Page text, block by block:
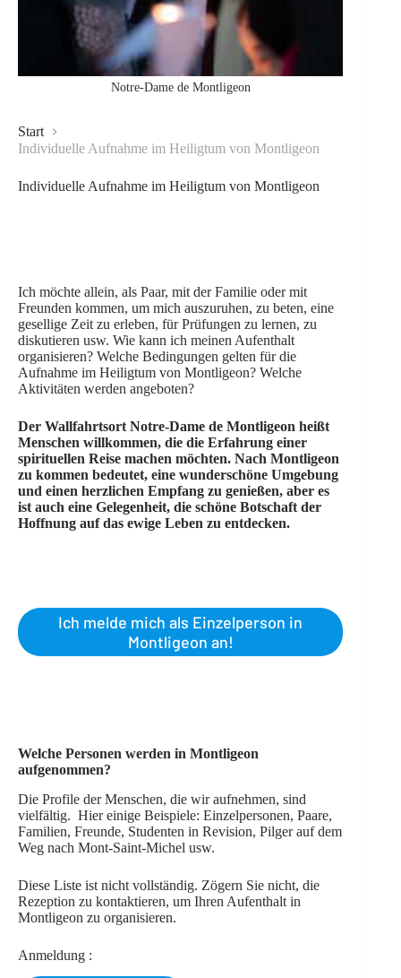
Notre-Dame de Montligeon
Start
Individuelle Aufnahme im Heiligtum von Montligeon
Individuelle Aufnahme im Heiligtum von Montligeon
Ich möchte allein, als Paar, mit der Familie oder mit
Freunden kommen, um mich auszuruhen, zu beten, eine
gesellige Zeit zu erleben, für Prüfungen zu lernen, zu
diskutieren usw. Wie kann ich meinen Aufenthalt
organisieren? Welche Bedingungen gelten für die
Aufnahme im Heiligtum von Montligeon? Welche
Aktivitäten werden angeboten?
Der Wallfahrtsort Notre-Dame de Montligeon heißt
Menschen willkommen, die die Erfahrung einer
spirituellen Reise machen möchten. Nach Montligeon
zu kommen bedeutet, eine wunderschöne Umgebung
und einen herzlichen Empfang zu genießen, aber es
ist auch eine Gelegenheit, die schöne Botschaft der
Hoffnung auf das ewige Leben zu entdecken.
Ich melde mich als Einzelperson in
Montligeon an!
Welche Personen werden in Montligeon
aufgenommen?
Die Profile der Menschen, die wir aufnehmen, sind
vielfältig. Hier einige Beispiele: Einzelpersonen, Paare,
Familien, Freunde, Studenten in Revision, Pilger auf dem
Weg nach Mont-Saint-Michel usw.
Diese Liste ist nicht vollständig. Zögern Sie nicht, die
Rezeption zu kontaktieren, um Ihren Aufenthalt in
Montligeon zu organisieren.
Anmeldung :